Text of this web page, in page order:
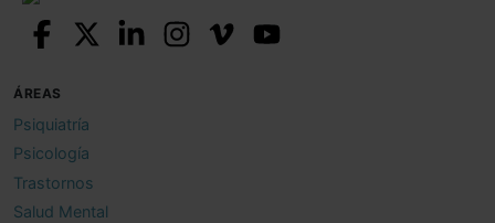
ÁREAS
Psiquiatría
Psicología
Trastornos
Salud Mental